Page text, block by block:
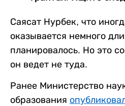
Саясат Нурбек, что
оказывается немного
планировалось. Но это
он ведет не туда.
Ранее Министерство
образования